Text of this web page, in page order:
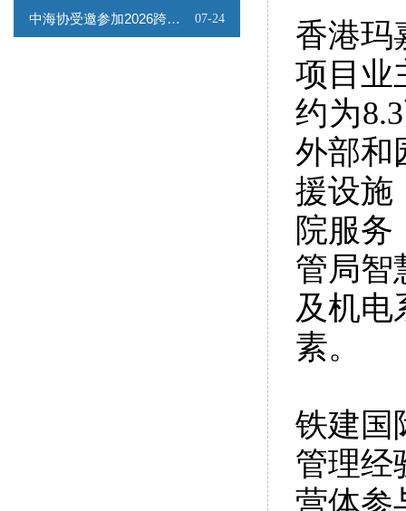
中海协受邀参加2026跨境能源矿产出海专题路演会 07-24
香港玛
项目业
约为
外部和
援设施
院服
管局智
及机电
素。
铁建国
管理经
营体参